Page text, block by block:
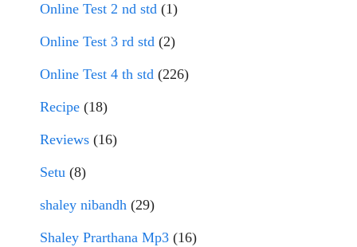
Online Test 2 nd std (1)
Online Test 3 rd std (2)
Online Test 4 th std (226)
Recipe (18)
Reviews (16)
Setu (8)
shaley nibandh (29)
Shaley Prarthana Mp3 (16)